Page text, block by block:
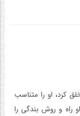
کرد، او را متناسب
راه و روش بندگی را